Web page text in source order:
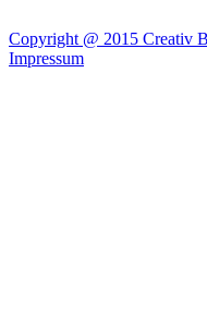
Copyright @ 2015 Creativ
Impressum